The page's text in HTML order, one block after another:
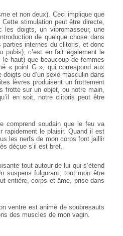
et non deux). Ceci implique que
stimulation peut être directe,
les doigts, un vibromasseur, une
de quelque chose dans
internes du clitoris, et donc
pubis), c’est en fait également le
haut) que beaucoup de femmes
« point G », qui correspond aux
doigts ou d’un sexe masculin dans
lèvres produisent un frottement
frotte sur un objet, ou notre main,
en soit, notre clitoris peut être
comprend soudain que le feu va
rapidement le plaisir. Quand il est
les nerfs de mon corps font jaillir
déçue s’il est bref.
tout autour de lui qui s’étend
suspens fulgurant, tout mon être
entière, corps et âme, prise dans
ventre est animé de soubresauts
des muscles de mon vagin.